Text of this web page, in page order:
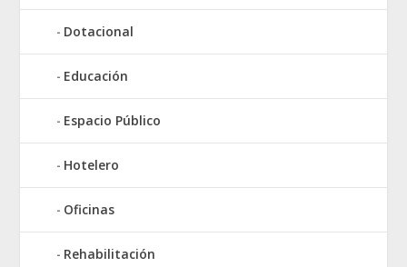
Dotacional
Educación
Espacio Público
Hotelero
Oficinas
Rehabilitación